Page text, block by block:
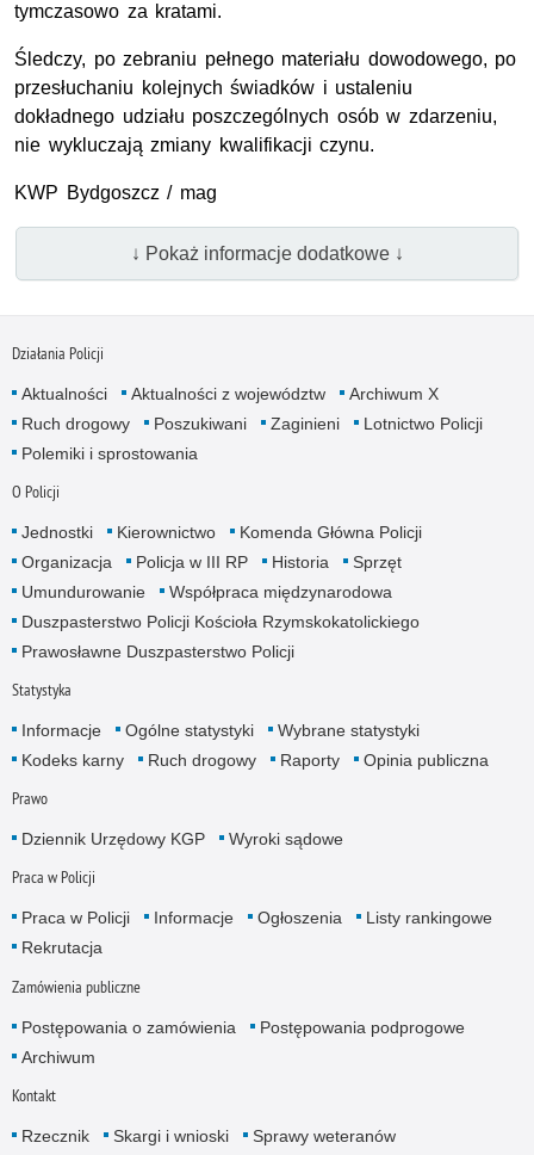
tymczasowo za kratami.
Śledczy, po zebraniu pełnego materiału dowodowego, po
przesłuchaniu kolejnych świadków i ustaleniu
dokładnego udziału poszczególnych osób w zdarzeniu,
nie wykluczają zmiany kwalifikacji czynu.
KWP Bydgoszcz / mag
↓ Pokaż informacje dodatkowe ↓
Działania Policji
Aktualności Aktualności z województw
Archiwum X
Ruch drogowy
Poszukiwani Zaginieni
Lotnictwo Policji
Polemiki i sprostowania
O Policji
Jednostki Kierownictwo
Komenda Główna Policji
Organizacja
Policja w III RP Historia
Sprzęt
Umundurowanie
Współpraca międzynarodowa
Duszpasterstwo Policji Kościoła Rzymskokatolickiego
Prawosławne Duszpasterstwo Policji
Statystyka
Informacje Ogólne statystyki
Wybrane statystyki
Kodeks karny
Ruch drogowy Raporty Opinia publiczna
Prawo
Dziennik Urzędowy KGP Wyroki sądowe
Praca w Policji
Praca w Policji Informacje Ogłoszenia
Listy rankingowe
Rekrutacja
Zamówienia publiczne
Postępowania o zamówienia
Postępowania podprogowe
Archiwum
Kontakt
Rzecznik Skargi i wnioski Sprawy weteranów